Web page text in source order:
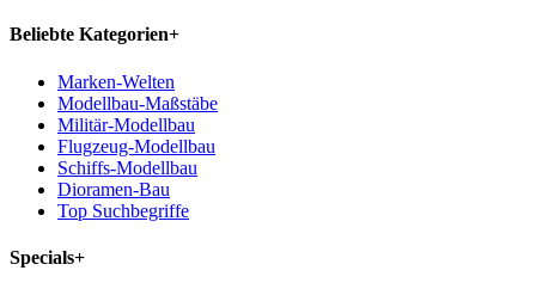
Beliebte Kategorien+
Marken-Welten
Modellbau-Maßstäbe
Militär-Modellbau
Flugzeug-Modellbau
Schiffs-Modellbau
Dioramen-Bau
Top Suchbegriffe
Specials+